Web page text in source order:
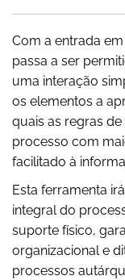
Com a entrada
passa a ser
uma interação
os elementos a
quais as regras
processo com
facilitado à
Esta ferramenta
integral do
suporte físico,
organizacional e
processos